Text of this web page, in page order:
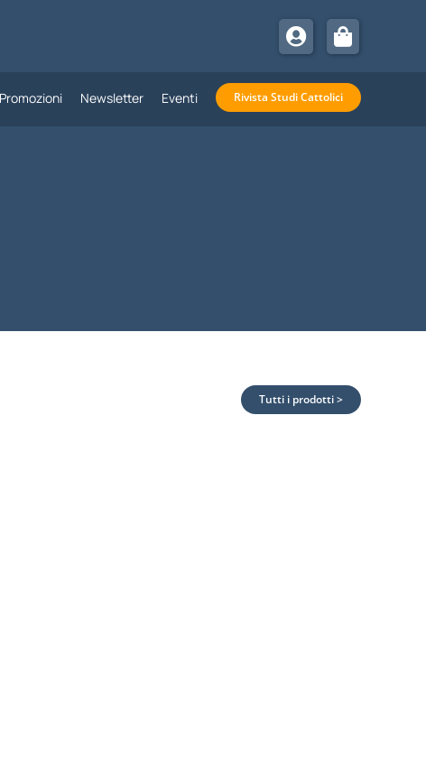
Promozioni Newsletter Eventi Rivista Studi Cattolici
Tutti i prodotti >